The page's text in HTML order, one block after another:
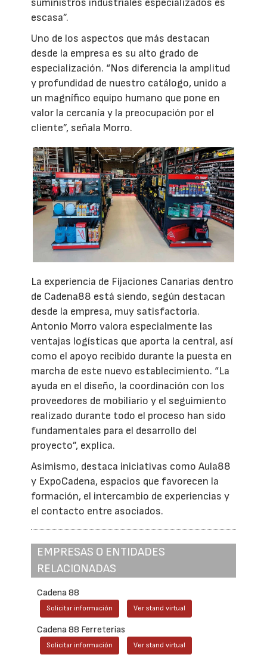
suministros industriales especializados es
escasa”.
Uno de los aspectos que más destacan
desde la empresa es su alto grado de
especialización. “Nos diferencia la amplitud
y profundidad de nuestro catálogo, unido a
un magnífico equipo humano que pone en
valor la cercanía y la preocupación por el
cliente”, señala Morro.
La experiencia de Fijaciones Canarias dentro
de Cadena88 está siendo, según destacan
desde la empresa, muy satisfactoria.
Antonio Morro valora especialmente las
ventajas logísticas que aporta la central, así
como el apoyo recibido durante la puesta en
marcha de este nuevo establecimiento. “La
ayuda en el diseño, la coordinación con los
proveedores de mobiliario y el seguimiento
realizado durante todo el proceso han sido
fundamentales para el desarrollo del
proyecto”, explica.
Asimismo, destaca iniciativas como Aula88
y ExpoCadena, espacios que favorecen la
formación, el intercambio de experiencias y
el contacto entre asociados.
EMPRESAS O ENTIDADES
RELACIONADAS
Cadena 88
Solicitar información Ver stand virtual
Cadena 88 Ferreterías
Solicitar información Ver stand virtual